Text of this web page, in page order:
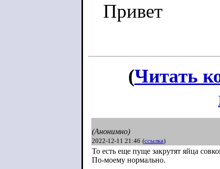
Привет
(Читать
(Анонимно)
2022-12-11 21:46 (ссылка)
То есть еще пуще закрутят яйца
По-моему нормально.